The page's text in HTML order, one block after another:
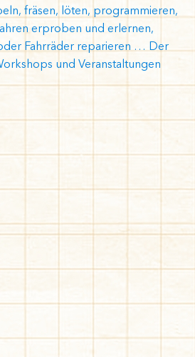
fräsen, löten, programmieren,
erproben und erlernen,
Fahrräder reparieren … Der
und Veranstaltungen